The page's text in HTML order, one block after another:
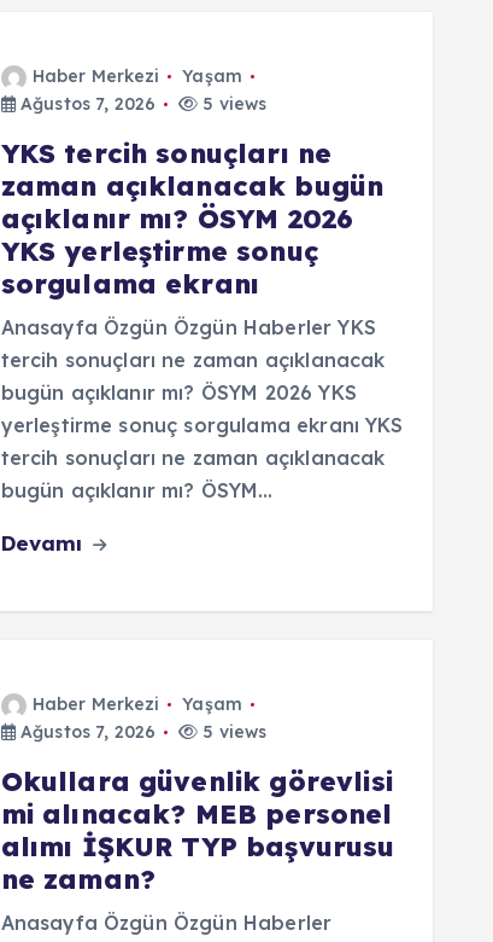
Haber Merkezi
Yaşam
Ağustos 7, 2026
5 views
YKS tercih sonuçları ne
zaman açıklanacak bugün
açıklanır mı? ÖSYM 2026
YKS yerleştirme sonuç
sorgulama ekranı
Anasayfa Özgün Özgün Haberler YKS
tercih sonuçları ne zaman açıklanacak
bugün açıklanır mı? ÖSYM 2026 YKS
yerleştirme sonuç sorgulama ekranı YKS
tercih sonuçları ne zaman açıklanacak
bugün açıklanır mı? ÖSYM…
Devamı
Haber Merkezi
Yaşam
Ağustos 7, 2026
5 views
Okullara güvenlik görevlisi
mi alınacak? MEB personel
alımı İŞKUR TYP başvurusu
ne zaman?
Anasayfa Özgün Özgün Haberler